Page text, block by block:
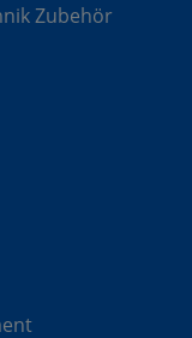
Zubehör